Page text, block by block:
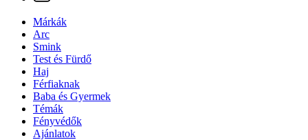
Márkák
Arc
Smink
Test és Fürdő
Haj
Férfiaknak
Baba és Gyermek
Témák
Fényvédők
Ajánlatok